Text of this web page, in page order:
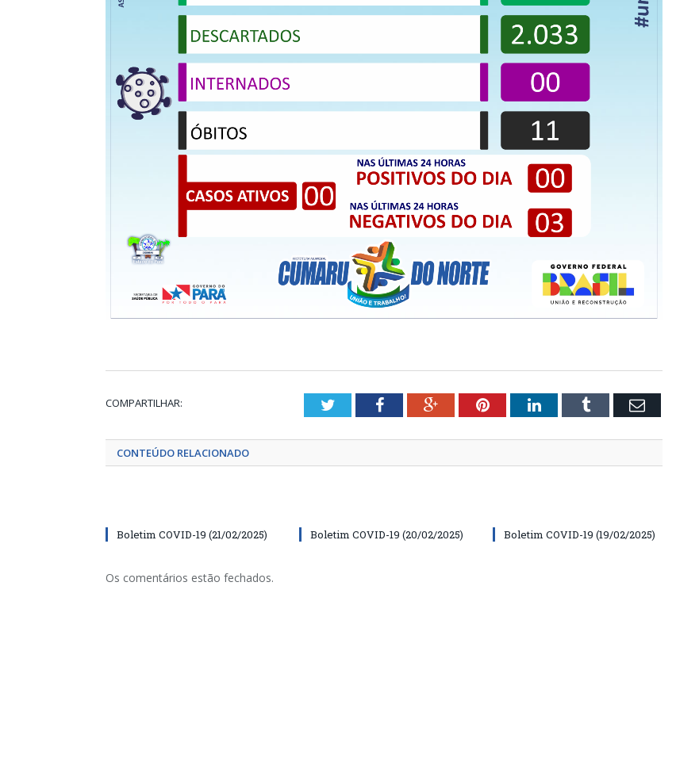
COMPARTILHAR: TwitterFacebookGoogle+PinterestLinkedInTumblr Email
CONTEÚDO RELACIONADO
Boletim COVID-19 (21/02/2025) Boletim COVID-19 (20/02/2025) Boletim COVID-19 (19/02/2025)
Os comentários estão fechados.